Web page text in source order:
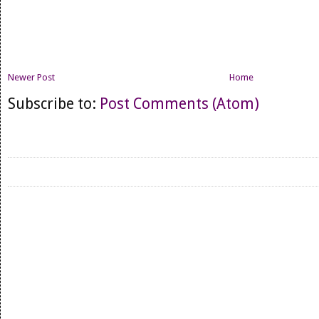
Newer Post Home
Subscribe to: Post Comments (Atom)